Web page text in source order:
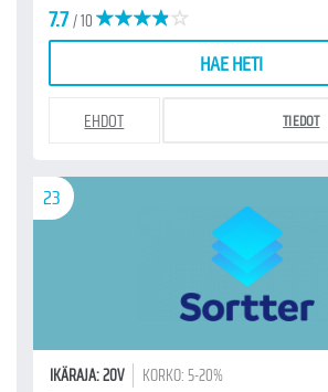
7.7/ 10
HAE HETI
EHDOT TIEDOT
23
IKÄRAJA: 20V KORKO: 5-20%